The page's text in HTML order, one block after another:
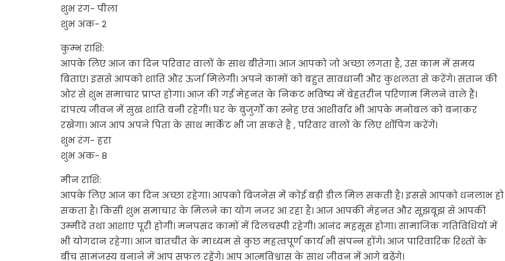
शुभ रंग- पीला
शुभ अंक- 2
कुम्भ राशि:
आपके लिए आज का दिन परिवार वालों के साथ बीतेगा। आज आपको जो अच्छा लगता है, उस काम में समय
बिताएं। इससे आपको शांति और ऊर्जा मिलेगी। अपने कामों को बहुत सावधानी और कुशलता से करेंगे। संतान की
ओर से शुभ समाचार प्राप्त होगा। आज की गई मेहनत के निकट भविष्य में बेहतरीन परिणाम मिलने वाले हैं।
दांपत्य जीवन में सुख शांति बनी रहेगी। घर के बुजुर्गों का स्नेह एवं आशीर्वाद भी आपके मनोबल को बनाकर
रखेगा। आज आप अपने पिता के साथ मार्केट भी जा सकते है , परिवार वालों के लिए शॉपिंग करेंगें।
शुभ रंग- हरा
शुभ अंक- 8
मीन राशि:
आपके लिए आज का दिन अच्छा रहेगा। आपको बिजनेस में कोई बड़ी डील मिल सकती है। इससे आपको धनलाभ हो
सकता है। किसी शुभ समाचार के मिलने का योग नजर आ रहा है। आज आपकी मेहनत और सूझबूझ से आपकी
उम्मीदें तथा आशाएं पूरी होगी। मनपसंद कामों में दिलचस्पी रहेगी। आनंद महसूस होगा। सामाजिक गतिविधियों में
भी योगदान रहेगा। आज बातचीत के माध्यम से कुछ महत्वपूर्ण कार्य भी संपन्न होंगे। आज पारिवारिक रिश्तों के
बीच सामंजस्य बनाने में आप सफल रहेंगे। आप आत्मविश्वास के साथ जीवन में आगे बढ़ेंगे।